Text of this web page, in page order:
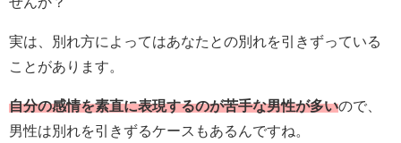
実は、別れ方によってはあなたとの別れを引きずっている
ことがあります。
自分の感情を素直に表現するのが苦手な男性が多いので、
男性は別れを引きずるケースもあるんですね。